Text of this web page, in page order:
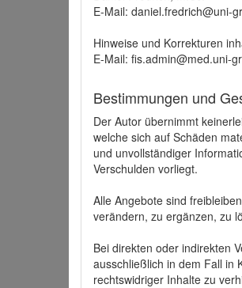
E-Mail: daniel.fredrich@uni-
Hinweise und Korrekturen
E-Mail: fis.admin@med.uni-
Bestimmungen und
Der Autor übernimmt
welche sich auf Schäden
und unvollständiger
Verschulden vorliegt.
Alle Angebote sind
verändern, zu ergänzen, zu
Bei direkten oder indirekten
ausschließlich in dem Fall in
rechtswidriger Inhalte zu